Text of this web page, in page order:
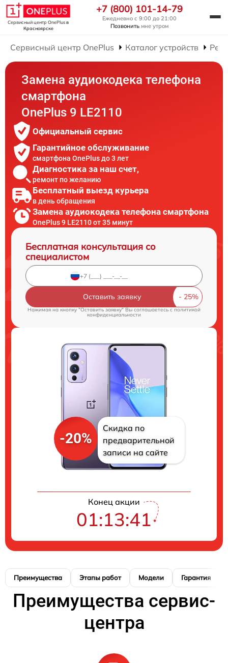
Сервисный центр OnePlusв
Красноярске
+7 (800) 101-14-79
Ежедневно с 9:00 до 21:00
Позвонить мне утром
Сервисный центр OnePlus Каталог устройств
Замена аудиокодека телефона
смартфона
OnePlus 9 LE2110
Официальный сервис
Гарантийное обслуживание
смартфона OnePlus до 3 лет
Диагностика за наш счет,
ремонт по желанию
Бесплатный выезд курьера
в день обращения
Замена аудиокодека телефона смартфона
OnePlus 9 LE2110 от 35 минут
Бесплатная консультация со
специалистом
Оставить заявку
Нажимая на кнопку "Оставить заявку" Вы соглашаетесь c политикой
конфиденциальности
-20%
Скидка по
предварительной
записи на сайте
Конец акции
01:13:41
Преимущества Этапы работ Модели Гарантия
Преимущества сервис-
центра